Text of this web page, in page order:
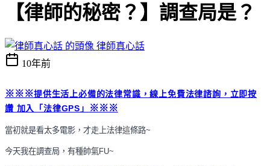
【律師的秘密？】調查局是？
律師真心話
10年前
※※※提供生活上必備的法律常識，線上免費法律諮詢，立即按
讚 加入「 法律GPS」 ※※※
當初就是看太多電影，才走上法律這條路~
今天我在調查局，有種帥氣 FU~